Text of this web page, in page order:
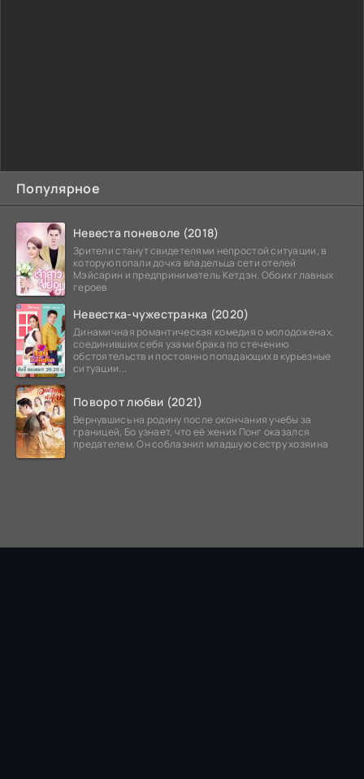
Популярное
Невеста поневоле (2018)
Зрители станут свидетелями непростой ситуации, в
которую попали дочка владельца сети отелей
Мэйсарин и предприниматель Кетдэн. Обоих главных
героев
Невестка-чужестранка (2020)
Динамичная романтическая комедия о молодоженах,
соединивших себя узами брака по стечению
обстоятельств и постоянно попадающих в курьезные
ситуации...
Поворот любви (2021)
Вернувшись на родину после окончания учебы за
границей, Бо узнает, что её жених Понг оказался
предателем. Он соблазнил младшую сестру хозяина